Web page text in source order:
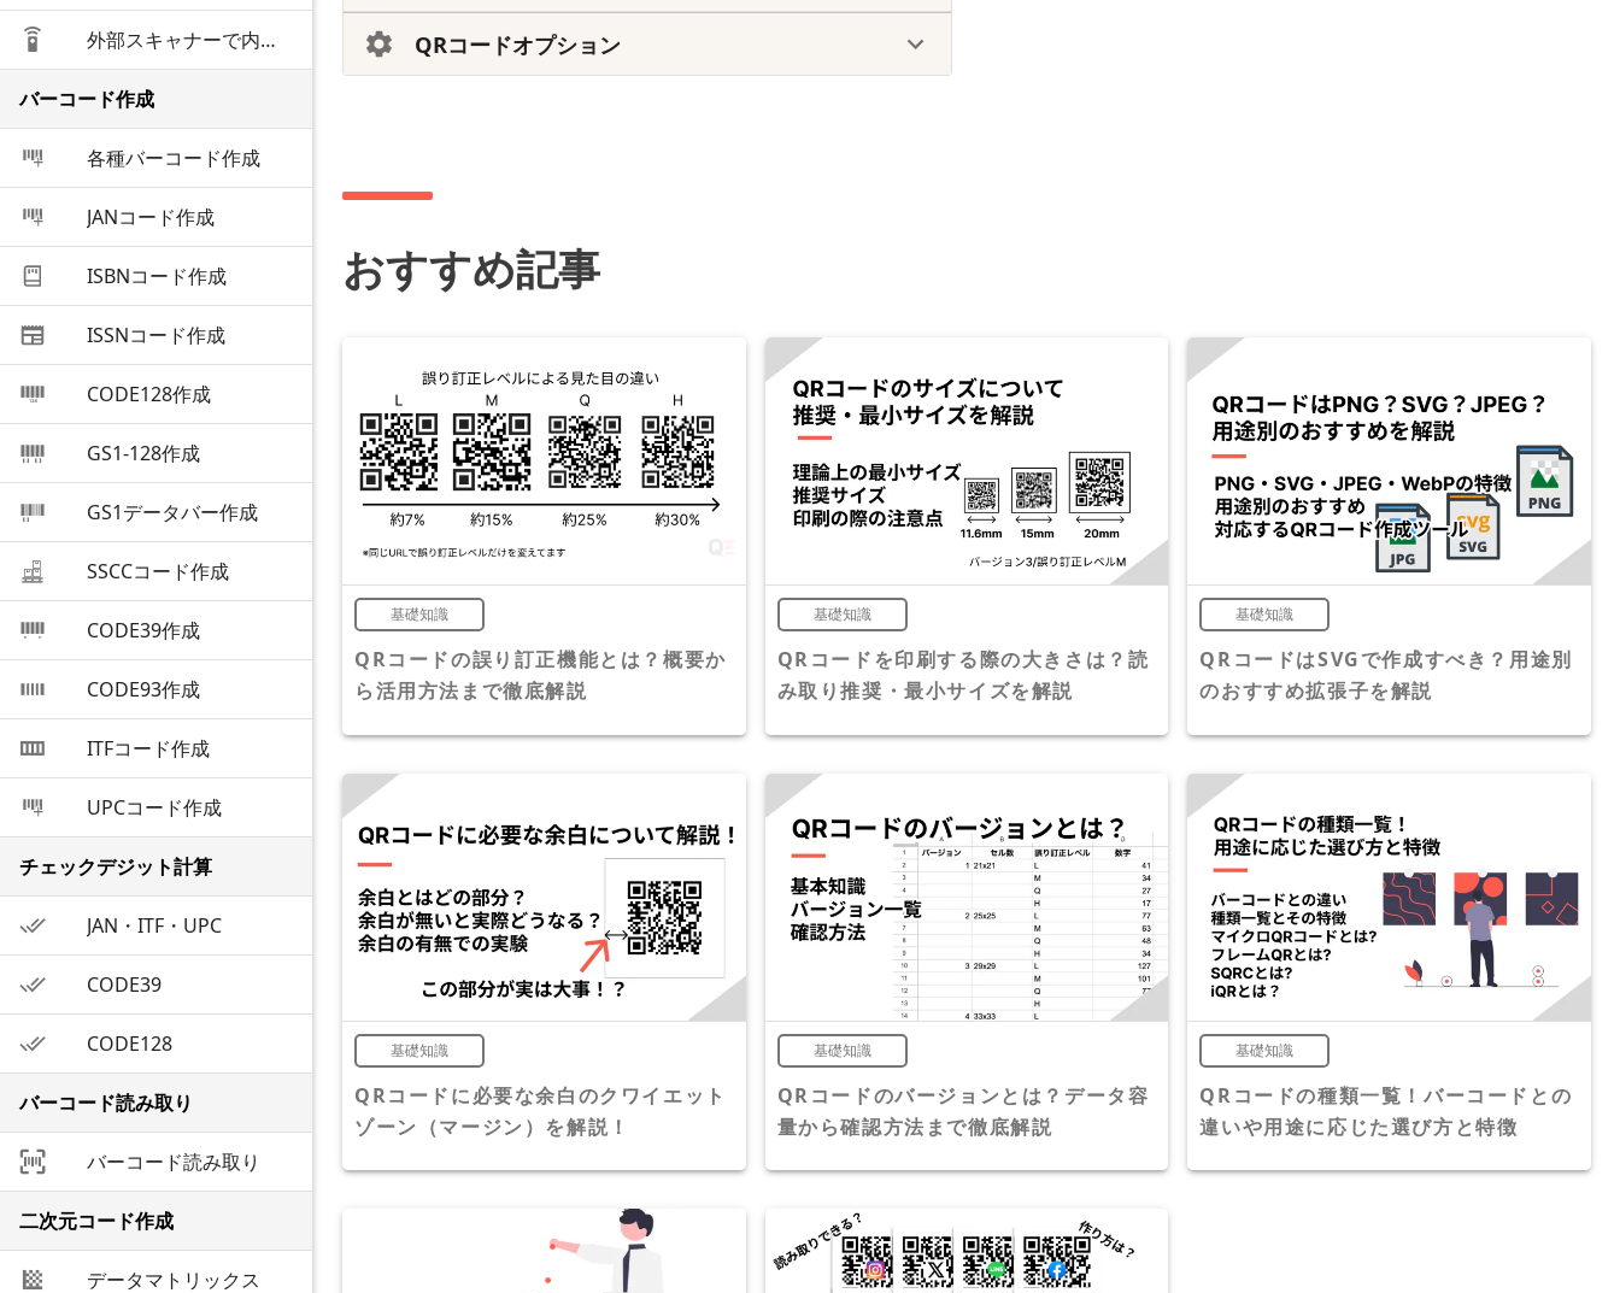
外部スキャナーで内容確認
バーコード作成
各種バーコード作成
JANコード作成
ISBNコード作成
ISSNコード作成
CODE128作成
GS1-128作成
GS1データバー作成
SSCCコード作成
CODE39作成
CODE93作成
ITFコード作成
UPCコード作成
チェックデジット計算
JAN・ITF・UPC
CODE39
CODE128
バーコード読み取り
バーコード読み取り
二次元コード作成
データマトリックス
QRコードオプション
おすすめ記事
基礎知識
QRコードの誤り訂正機能とは？概要か
ら活用方法まで徹底解説
基礎知識
QRコードを印刷する際の大きさは？読
み取り推奨・最小サイズを解説
基礎知識
QRコードはSVGで作成すべき？用途別
のおすすめ拡張子を解説
基礎知識
QRコードに必要な余白のクワイエット
ゾーン（マージン）を解説！
基礎知識
QRコードのバージョンとは？データ容
量から確認方法まで徹底解説
基礎知識
QRコードの種類一覧！バーコードとの
違いや用途に応じた選び方と特徴